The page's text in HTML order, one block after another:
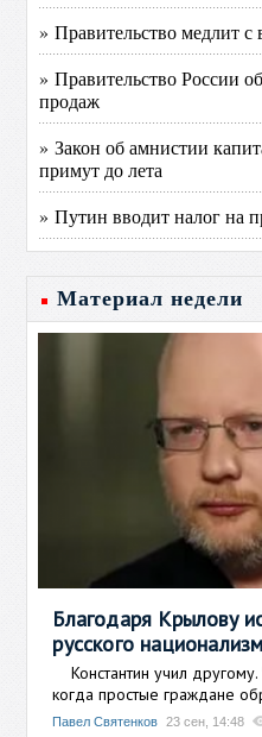
» Правительство медлит
» Правительство России
продаж
» Закон об амнистии
примут до лета
» Путин вводит налог на
Материал недели
Благодаря Крылову
русского
Константин учил другому.
когда простые граждане
Павел Святенков 23 сен, 14:48